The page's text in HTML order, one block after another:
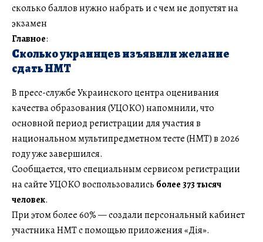
сколько баллов нужно набрать и с чем не допустят на
экзамен
Главное:
Сколько украинцев изъявили желание
сдать НМТ
В пресс-службе Украинского центра оценивания
качества образования (УЦОКО) напомнили, что
основной период регистрации для участия в
национальном мультипредметном тесте (НМТ) в 2026
году уже завершился.
Сообщается, что специальным сервисом регистрации
на сайте УЦОКО воспользовались более 373 тысяч
человек.
При этом более 60% — создали персональный кабинет
участника НМТ с помощью приложения «Дія».